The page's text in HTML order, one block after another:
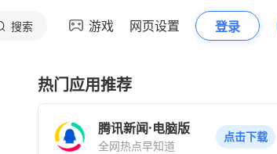
搜索 游戏 网页设置 登录
热门应用推荐
腾讯新闻·电脑版
全网热点早知道
点击下载